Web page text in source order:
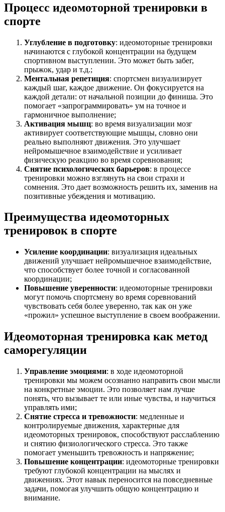
Процесс идеомоторной тренировки в
спорте
Углубление в подготовку: идеомоторные тренировки
начинаются с глубокой концентрации на будущем
спортивном выступлении. Это может быть забег,
прыжок, удар и т.д.;
Ментальная репетиция: спортсмен визуализирует
каждый шаг, каждое движение. Он фокусируется на
каждой детали: от начальной позиции до финиша. Это
помогает «запрограммировать» ум на точное и
гармоничное выполнение;
Активация мышц: во время визуализации мозг
активирует соответствующие мышцы, словно они
реально выполняют движения. Это улучшает
нейромышечное взаимодействие и усиливает
физическую реакцию во время соревнования;
Снятие психологических барьеров: в процессе
тренировки можно взглянуть на свои страхи и
сомнения. Это дает возможность решить их, заменив на
позитивные убеждения и мотивацию.
Преимущества идеомоторных
тренировок в спорте
Усиление координации: визуализация идеальных
движений улучшает нейромышечное взаимодействие,
что способствует более точной и согласованной
координации;
Повышение уверенности: идеомоторные тренировки
могут помочь спортсмену во время соревнований
чувствовать себя более уверенно, так как он уже
«прожил» успешное выступление в своем воображении.
Идеомоторная тренировка как метод
саморегуляции
Управление эмоциями: в ходе идеомоторной
тренировки мы можем осознанно направить свои мысли
на конкретные эмоции. Это позволяет нам лучше
понять, что вызывает те или иные чувства, и научиться
управлять ими;
Снятие стресса и тревожности: медленные и
контролируемые движения, характерные для
идеомоторных тренировок, способствуют расслаблению
и снятию физиологического стресса. Это также
помогает уменьшить тревожность и напряжение;
Повышение концентрации: идеомоторные тренировки
требуют глубокой концентрации на мыслях и
движениях. Этот навык переносится на повседневные
задачи, помогая улучшить общую концентрацию и
внимание.